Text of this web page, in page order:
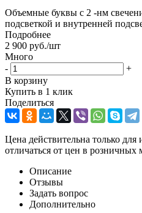
Объемные буквы с 2 -нм
подсветкой и внутренней
Подробнее
2 900 руб./шт
Много
-
+
В корзину
Купить в 1 клик
Поделиться
Цена действительна только
отличаться от цен в розничных
Описание
Отзывы
Задать вопрос
Дополнительно